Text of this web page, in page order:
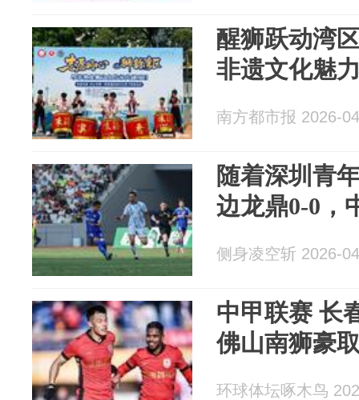
醒狮跃动湾
非遗文化魅
南方都市报 2026-
随着深圳青
边龙鼎0-0，
侧身凌空斩 2026-
中甲联赛 长
佛山南狮豪
环球体坛啄木鸟